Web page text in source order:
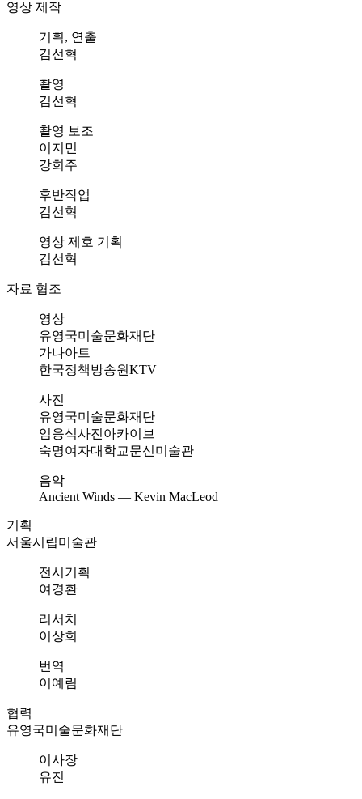
영상 제작
기획, 연출
김선혁
촬영
김선혁
촬영 보조
이지민
강희주
후반작업
김선혁
영상 제호 기획
김선혁
자료 협조
영상
유영국미술문화재단
가나아트
한국정책방송원KTV
사진
유영국미술문화재단
임응식사진아카이브
숙명여자대학교문신미술관
음악
Ancient Winds — Kevin MacLeod
기획
서울시립미술관
전시기획
여경환
리서치
이상희
번역
이예림
협력
유영국미술문화재단
이사장
유진